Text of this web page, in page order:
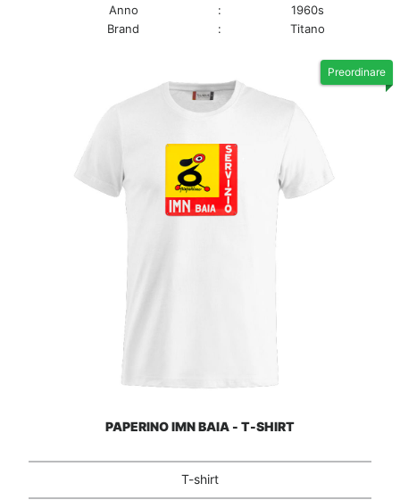
Anno :
1960s
Brand
: Titano
Preordinare
PAPERINO IMN BAIA - T-SHIRT
T-shirt